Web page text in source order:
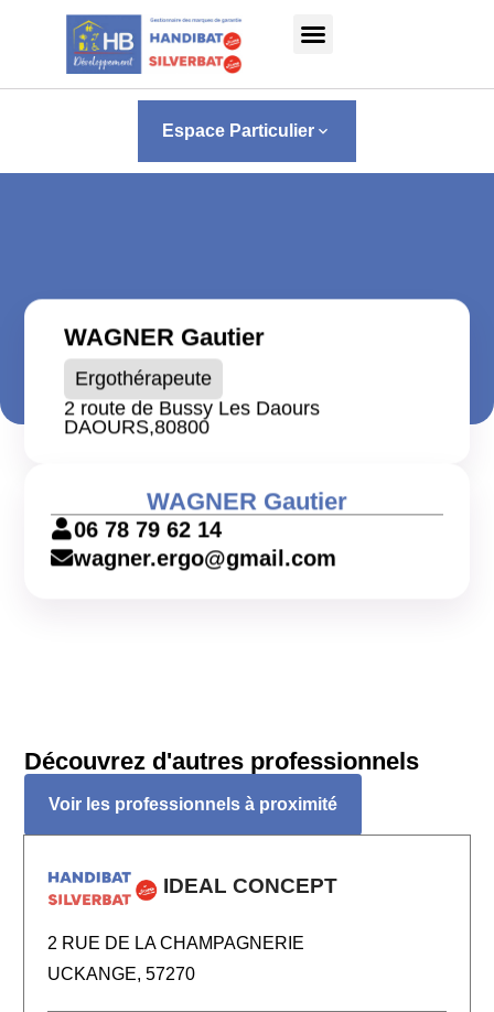
Panneau de gestion des cookies
Espace Particulier keyboard_arrow_down
WAGNER Gautier
Ergothérapeute
2 route de Bussy Les Daours
DAOURS,80800
WAGNER Gautier
06 78 79 62 14
wagner.ergo@gmail.com
Découvrez d'autres professionnels
Voir les professionnels à proximité
IDEAL CONCEPT
2 RUE DE LA CHAMPAGNERIE
UCKANGE, 57270